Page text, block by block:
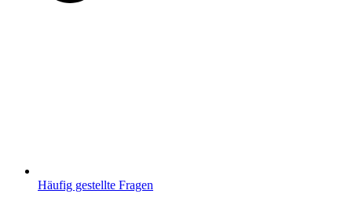
Häufig gestellte Fragen